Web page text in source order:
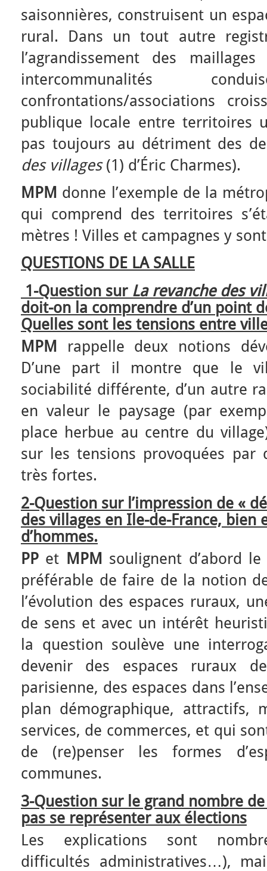
saisonnières, construisent un
rural. Dans un tout autre
l’agrandissement des
intercommunalités
confrontations/associations
publique locale entre territoires
pas toujours au détriment des
des villages(1) d’Éric Charmes).
MPM donne l’exemple de la
qui comprend des territoires
mètres ! Villes et campagnes y
QUESTIONS DE LA SALLE
1-Question sur La revanche des
doit-on la comprendre d’un point
Quelles sont les tensions entre
MPM
rappelle deux notions
D’une part il montre que le
sociabilité différente, d’un autre
en valeur le paysage (par
place herbue au centre du
sur les tensions provoquées par
très fortes.
2-Question sur l’impression de «
des villages en Ile-de-France, bien
d’hommes.
PP et MPM soulignent d’abord
préférable de faire de la notion
l’évolution des espaces ruraux,
de sens et avec un intérêt
la question soulève une
devenir des espaces ruraux
parisienne, des espaces dans
plan démographique, attractifs,
services, de commerces, et qui
de (re)penser les formes
communes.
3-Question sur le grand nombre
pas se représenter aux élections
Les explications sont
difficultés administratives…),